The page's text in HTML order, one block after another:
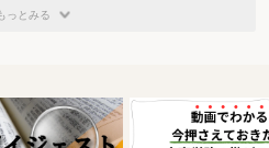
っとみる